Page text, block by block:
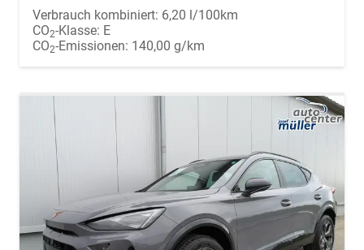
Verbrauch kombiniert: 6,20 l/100km
CO2-Klasse: E
CO2-Emissionen: 140,00 g/km